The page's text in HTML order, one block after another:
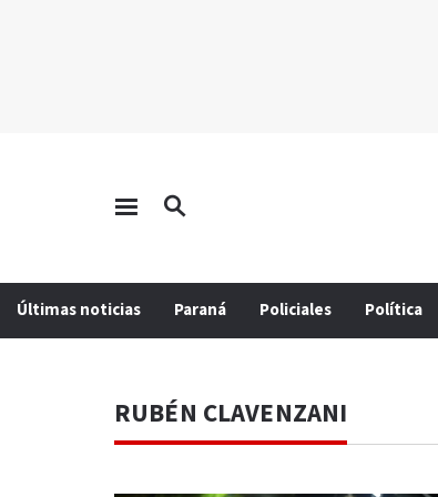
Últimas noticias Paraná Policiales Política
RUBÉN CLAVENZANI